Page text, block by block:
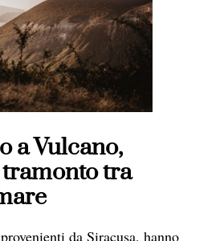
a Vulcano,
tra
da Siracusa, hanno